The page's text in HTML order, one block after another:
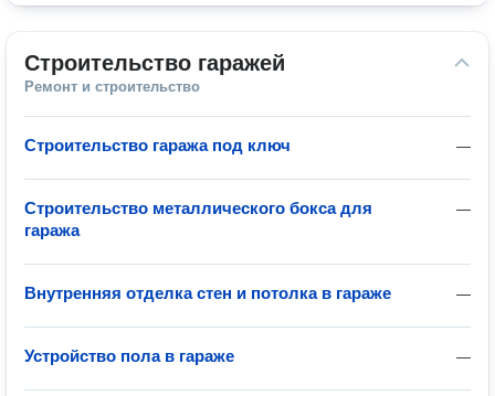
Строительство гаражей
Ремонт и строительство
—
Строительство гаража под ключ
—
Строительство металлического бокса для
гаража
—
Внутренняя отделка стен и потолка в гараже
—
Устройство пола в гараже